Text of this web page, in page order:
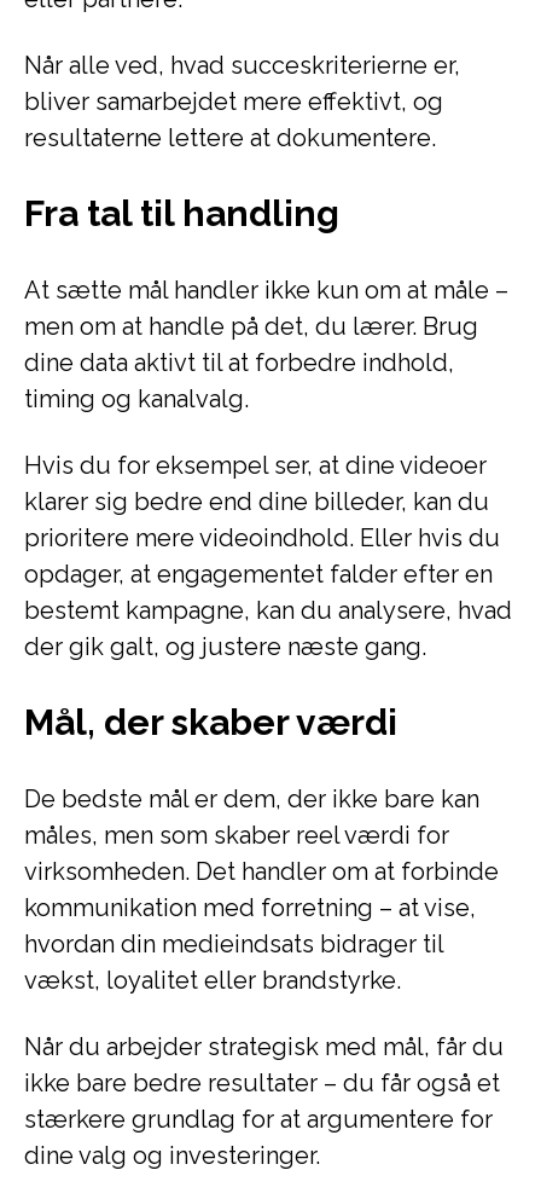
Når alle ved, hvad succeskriterierne er,
bliver samarbejdet mere effektivt, og
resultaterne lettere at dokumentere.
Fra tal til handling
At sætte mål handler ikke kun om at måle –
men om at handle på det, du lærer. Brug
dine data aktivt til at forbedre indhold,
timing og kanalvalg.
Hvis du for eksempel ser, at dine videoer
klarer sig bedre end dine billeder, kan du
prioritere mere videoindhold. Eller hvis du
opdager, at engagementet falder efter en
bestemt kampagne, kan du analysere, hvad
der gik galt, og justere næste gang.
Mål, der skaber værdi
De bedste mål er dem, der ikke bare kan
måles, men som skaber reel værdi for
virksomheden. Det handler om at forbinde
kommunikation med forretning – at vise,
hvordan din medieindsats bidrager til
vækst, loyalitet eller brandstyrke.
Når du arbejder strategisk med mål, får du
ikke bare bedre resultater – du får også et
stærkere grundlag for at argumentere for
dine valg og investeringer.